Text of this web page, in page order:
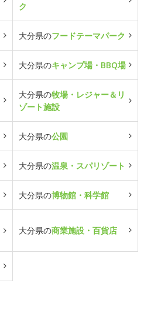
ク
大分県のフードテーマパーク
大分県のキャンプ場・BBQ場
大分県の牧場・レジャー＆リ
ゾート施設
大分県の公園
大分県の温泉・スパリゾート
大分県の博物館・科学館
大分県の商業施設・百貨店